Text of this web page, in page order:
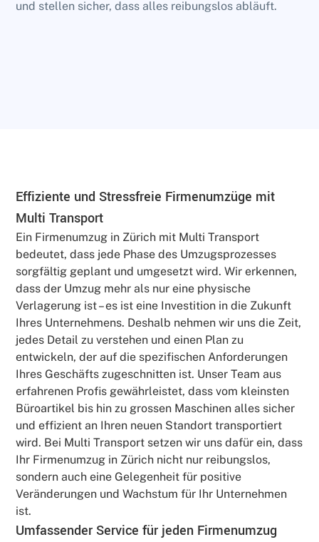
und stellen sicher, dass alles reibungslos abläuft.
Effiziente und Stressfreie Firmenumzüge mit
Multi Transport
Ein Firmenumzug in Zürich mit Multi Transport
bedeutet, dass jede Phase des Umzugsprozesses
sorgfältig geplant und umgesetzt wird. Wir erkennen,
dass der Umzug mehr als nur eine physische
Verlagerung ist – es ist eine Investition in die Zukunft
Ihres Unternehmens. Deshalb nehmen wir uns die Zeit,
jedes Detail zu verstehen und einen Plan zu
entwickeln, der auf die spezifischen Anforderungen
Ihres Geschäfts zugeschnitten ist. Unser Team aus
erfahrenen Profis gewährleistet, dass vom kleinsten
Büroartikel bis hin zu grossen Maschinen alles sicher
und effizient an Ihren neuen Standort transportiert
wird. Bei Multi Transport setzen wir uns dafür ein, dass
Ihr Firmenumzug in Zürich nicht nur reibungslos,
sondern auch eine Gelegenheit für positive
Veränderungen und Wachstum für Ihr Unternehmen
ist.
Umfassender Service für jeden Firmenumzug